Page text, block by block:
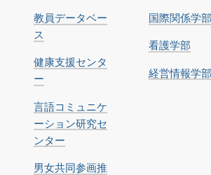
教員データベー
ス
健康支援センタ
ー
言語コミュニケ
ーション研究セ
ンター
男女共同参画推
国際関係学部
看護学部
経営情報学部